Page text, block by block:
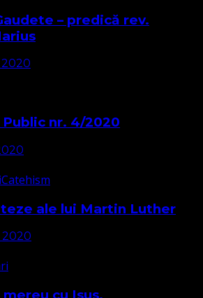
– predică rev.
nr. 4/2020
Catehism
teze ale lui Martin Luther
2020